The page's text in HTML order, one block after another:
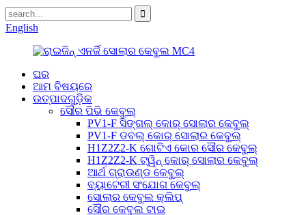
English
ଘର
ଆମ ବିଷୟରେ
ଉତ୍ପାଦଗୁଡ଼ିକ
ସୌର ପିଭି କେବୁଲ୍
PV1-F ସିଙ୍ଗଲ୍ କୋର୍ ସୋଲାର କେବୁଲ୍
PV1-F ଡବଲ୍ କୋର୍ ସୋଲାର କେବୁଲ୍
H1Z2Z2-K ଗୋଟିଏ କୋର ସୌର କେବୁଲ୍
H1Z2Z2-K ଟ୍ୱିନ୍ କୋର୍ ସୋଲାର କେବୁଲ୍
ଆର୍ଥ ଗ୍ରାଉଣ୍ଡ କେବୁଲ୍
ବ୍ୟାଟେରୀ ସଂଯୋଗ କେବୁଲ୍
ସୋଲାର କେବୁଲ କ୍ଲିପ୍
ସୌର କେବୁଲ ଟାଇ